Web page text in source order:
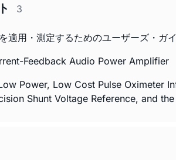
3
適用・測定するためのユーザーズ・ガ
Feedback Audio Power Amplifier
Power, Low Cost Pulse Oximeter
Shunt Voltage Reference, and